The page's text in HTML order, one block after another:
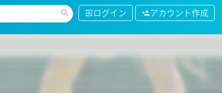
ログイン アカウント作成